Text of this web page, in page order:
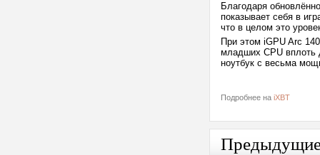
Благодаря
показывает себя в
что в целом это
При этом iGPU Arc
младших CPU вплоть
ноутбук с весьма
Подробнее на iXBT